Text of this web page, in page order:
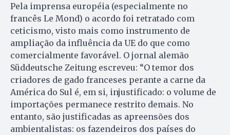
Pela imprensa européia (especialmente no
francês Le Mond) o acordo foi retratado com
ceticismo, visto mais como instrumento de
ampliação da influência da UE do que como
comercialmente favorável. O jornal alemão
Süddeutsche Zeitung escreveu: “O temor dos
criadores de gado franceses perante a carne da
América do Sul é, em si, injustificado: o volume de
importações permanece restrito demais. No
entanto, são justificadas as apreensões dos
ambientalistas: os fazendeiros dos países do